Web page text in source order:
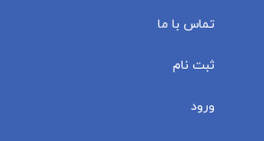
تماس با ما
ثبت نام
ورود